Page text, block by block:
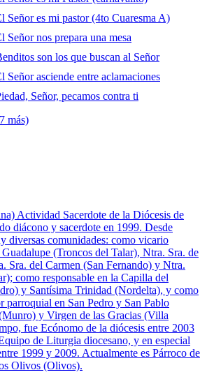
Señor es mi pastor (4to Cuaresma A)
Señor nos prepara una mesa
son los que buscan al Señor
Señor asciende entre aclamaciones
Señor, pecamos contra ti
7 más)
Actividad Sacerdote de la Diócesis de
diácono y sacerdote en 1999. Desde
diversas comunidades: como vicario
(Troncos del Talar), Ntra. Sra. de
Sra. del Carmen (San Fernando) y Ntra.
como responsable en la Capilla del
y Santísima Trinidad (Nordelta), y como
parroquial en San Pedro y San Pablo
y Virgen de las Gracias (Villa
fue Ecónomo de la diócesis entre 2003
de Liturgia diocesano, y en especial
1999 y 2009. Actualmente es Párroco de
Olivos (Olivos).